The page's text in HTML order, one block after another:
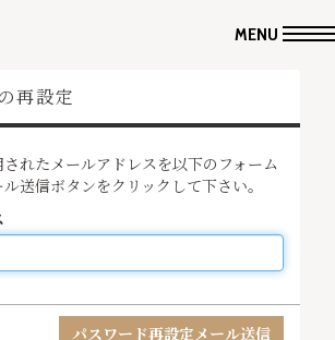
MENU
再設定
れたメールアドレスを以下のフォーム
送信ボタンをクリックして下さい。